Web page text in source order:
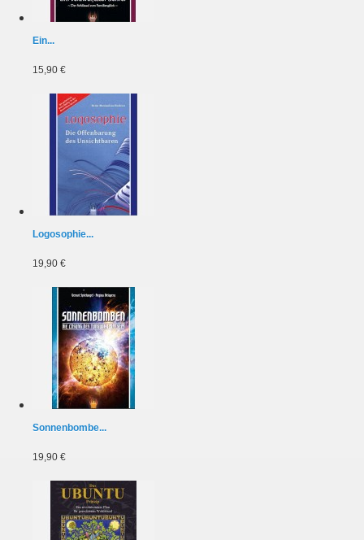
Ein...
15,90 €
Logosophie...
19,90 €
Sonnenbombe...
19,90 €